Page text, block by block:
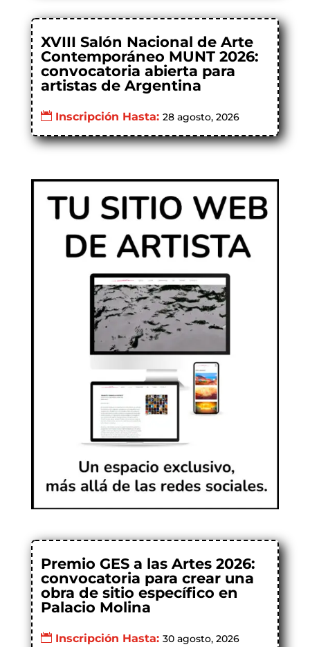
XVIII Salón Nacional de Arte
Contemporáneo MUNT 2026:
convocatoria abierta para
artistas de Argentina
Inscripción Hasta: 28 agosto, 2026
Premio GES a las Artes 2026:
convocatoria para crear una
obra de sitio específico en
Palacio Molina
Inscripción Hasta: 30 agosto, 2026